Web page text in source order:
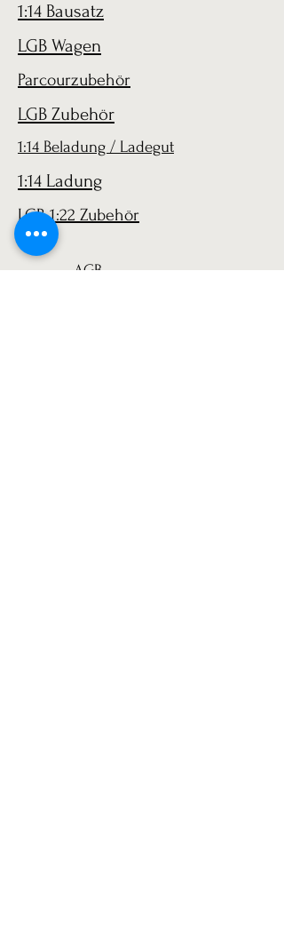
1:14 Bausatz
LGB Wagen
Parcourzubehör
LGB Zubehör
1:14 Beladung / Ladegut
1:14 Ladung
LGB 1:22 Zubehör
AGB